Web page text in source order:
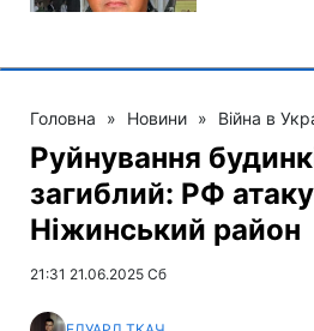
Головна » Новини » Війна в
Руйнування
загиблий: РФ
Ніжинський район
21:31 21.06.2025 Сб